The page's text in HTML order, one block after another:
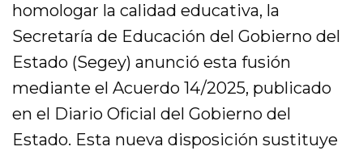
homologar la calidad educativa, la
Secretaría de Educación del Gobierno del
Estado (Segey) anunció esta fusión
mediante el Acuerdo 14/2025, publicado
en el Diario Oficial del Gobierno del
Estado. Esta nueva disposición sustituye